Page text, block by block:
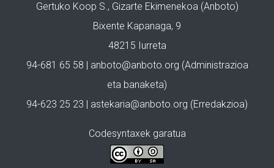
Gertuko Koop S., Gizarte Ekimenekoa (Anboto)
Bixente Kapanaga, 9
48215 Iurreta
94-681 65 58 | anboto@anboto.org (Administrazioa
eta banaketa)
94-623 25 23 | astekaria@anboto.org (Erredakzioa)
Codesyntaxek garatua